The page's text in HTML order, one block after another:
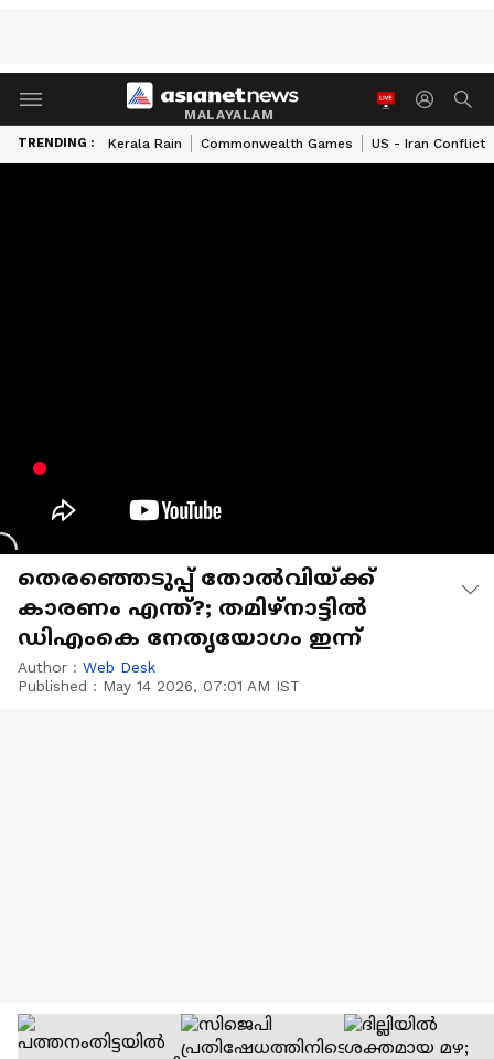
MALAYALAM
TRENDING : Kerala Rain Commonwealth Games US - Iran Conflict
തെരഞ്ഞെടുപ്പ് തോൽവിയ്ക്ക്
കാരണം എന്ത്?; തമിഴ്‌നാട്ടിൽ
ഡിഎംകെ നേതൃയോഗം ഇന്ന്
Author : Web Desk
Published : May 14 2026, 07:01 AM IST